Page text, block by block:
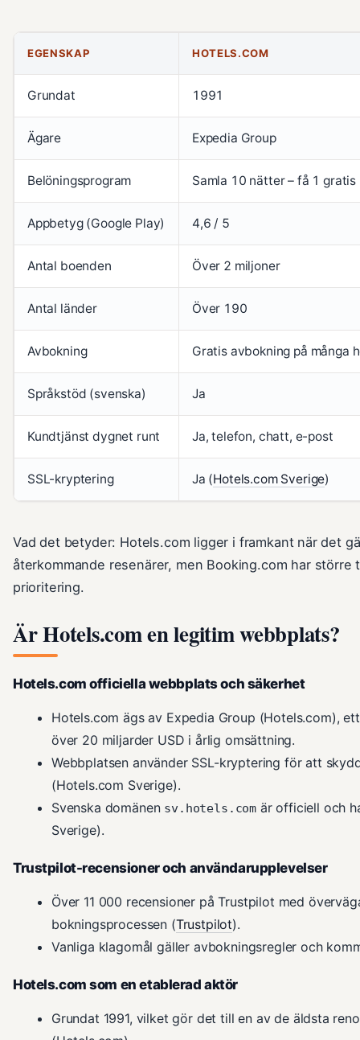
EGENSKAP HOTELS.COM
Grundat 1991
Ägare Expedia Group
Belöningsprogram Samla 10 nätter – få 1 gratis
Appbetyg (Google Play) 4,6 / 5
Antal boenden Över 2 miljoner
Antal länder Över 190
Avbokning Gratis avbokning på många
Språkstöd (svenska) Ja
Kundtjänst dygnet runt Ja, telefon, chatt, e-post
SSL-kryptering Ja (Hotels.com Sverige)
Vad det betyder: Hotels.com ligger i framkant när det
återkommande resenärer, men Booking.com har större
prioritering.
Är Hotels.com en legitim webbplats?
Hotels.com officiella webbplats och säkerhet
Hotels.com ägs av Expedia Group (Hotels.com),
över 20 miljarder USD i årlig omsättning.
Webbplatsen använder SSL-kryptering för att
(Hotels.com Sverige).
Svenska domänen sv.hotels.com är officiell och
Sverige).
Trustpilot-recensioner och användarupplevelser
Över 11 000 recensioner på Trustpilot med
bokningsprocessen (Trustpilot).
Vanliga klagomål gäller avbokningsregler och
Hotels.com som en etablerad aktör
Grundat 1991, vilket gör det till en av de äldsta